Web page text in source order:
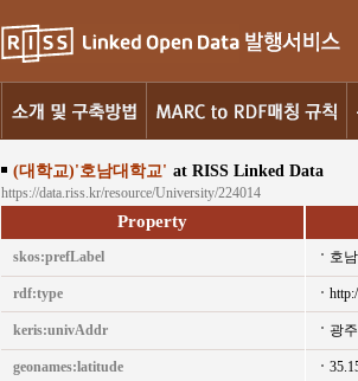
(대학교)'호남대학교' at RISS Linked Data
https://data.riss.kr/resource/University/224014
Property
skos:prefLabel 호
rdf:type
keris:univAddr 광
geonames:latitude